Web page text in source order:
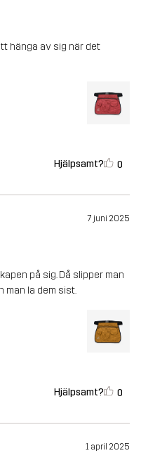
hänga av sig när det
Hjälpsamt? 0
7 juni 2025
på sig. Då slipper man
man la dem sist.
Hjälpsamt? 0
1 april 2025